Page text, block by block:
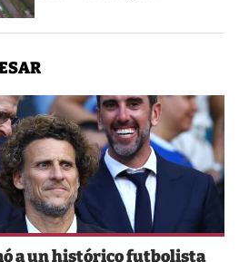
a un histórico futbolista